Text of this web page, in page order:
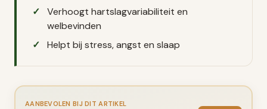
Verhoogt hartslagvariabiliteit en
welbevinden
Helpt bij stress, angst en slaap
AANBEVOLEN BIJ DIT ARTIKEL